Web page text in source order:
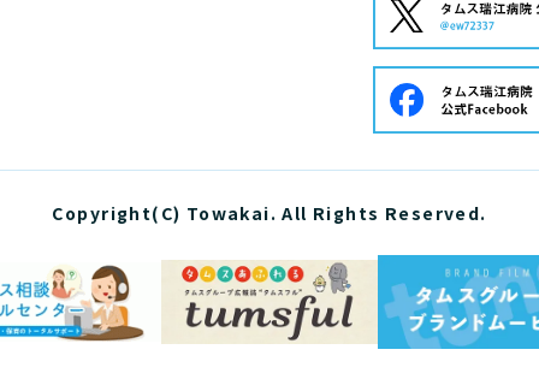
Copyright(C) Towakai. All Rights Reserved.